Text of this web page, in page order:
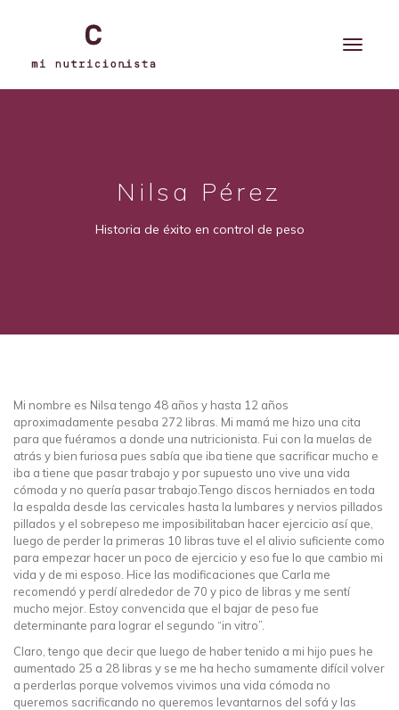
Nilsa Pérez
Historia de éxito en control de peso
Mi nombre es Nilsa tengo 48 años y hasta 12 años
aproximadamente pesaba 272 libras. Mi mamá me hizo una cita
para que fuéramos a donde una nutricionista. Fui con la muelas de
atrás y bien furiosa pues sabía que iba tiene que sacrificar mucho e
iba a tiene que pasar trabajo y por supuesto uno vive una vida
cómoda y no quería pasar trabajo.Tengo discos herniados en toda
la espalda desde las cervicales hasta la lumbares y nervios pillados
pillados y el sobrepeso me imposibilitaban hacer ejercicio así que,
luego de perder la primeras 10 libras tuve el el alivio suficiente como
para empezar hacer un poco de ejercicio y eso fue lo que cambio mi
vida y de mi esposo. Hice las modificaciones que Carla me
recomendó y perdí alrededor de 70 y pico de libras y me sentí
mucho mejor. Estoy convencida que el bajar de peso fue
determinante para lograr el segundo “in vitro”.
Claro, tengo que decir que luego de haber tenido a mi hijo pues he
aumentado 25 a 28 libras y se me ha hecho sumamente difícil volver
a perderlas porque volvemos vivimos una vida cómoda no
queremos sacrificando no queremos levantarnos del sofá y las